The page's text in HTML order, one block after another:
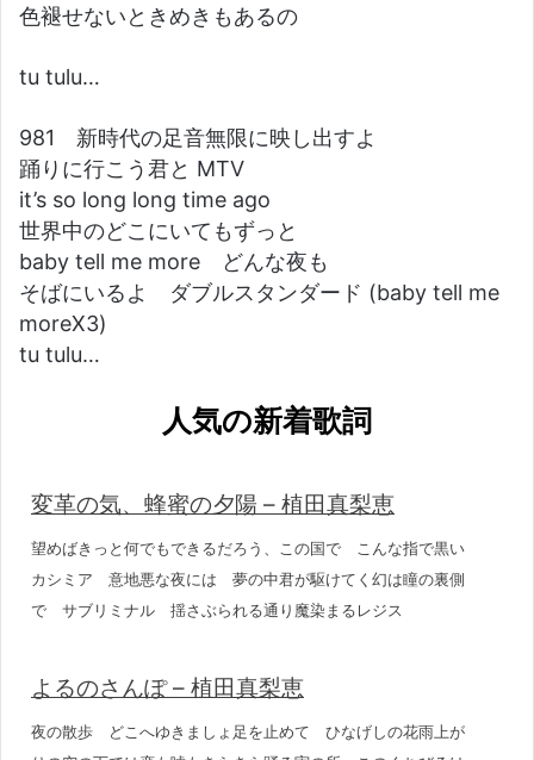
色褪せないときめきもあるの
tu tulu…
981 新時代の足音無限に映し出すよ
踊りに行こう君と MTV
it’s so long long time ago
世界中のどこにいてもずっと
baby tell me more どんな夜も
そばにいるよ ダブルスタンダード (baby tell me
moreX3)
tu tulu…
人気の新着歌詞
変革の気、蜂蜜の夕陽 – 植田真梨恵
望めばきっと何でもできるだろう、この国で こんな指で黒い
カシミア 意地悪な夜には 夢の中君が駆けてく幻は瞳の裏側
で サブリミナル 揺さぶられる通り魔染まるレジス
よるのさんぽ – 植田真梨恵
夜の散歩 どこへゆきましょ足を止めて ひなげしの花雨上が